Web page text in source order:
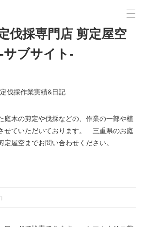
伐採専門店 剪定屋空
-サブサイト-
伐採作業実績&日記
庭木の剪定や伐採などの、作業の一部や植
せていただいております。 三重県のお庭
屋空までお問い合わせください。